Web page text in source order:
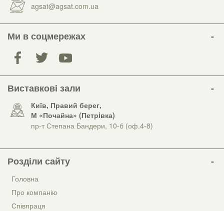
agsat@agsat.com.ua
Ми в соцмережах
Виставкові зали
Київ, Правий берег,
М «Почайна» (Петрiвка)
пр-т Степана Бандери, 10-б (оф.4-8)
Розділи сайту
Головна
Про компанію
Співпраця